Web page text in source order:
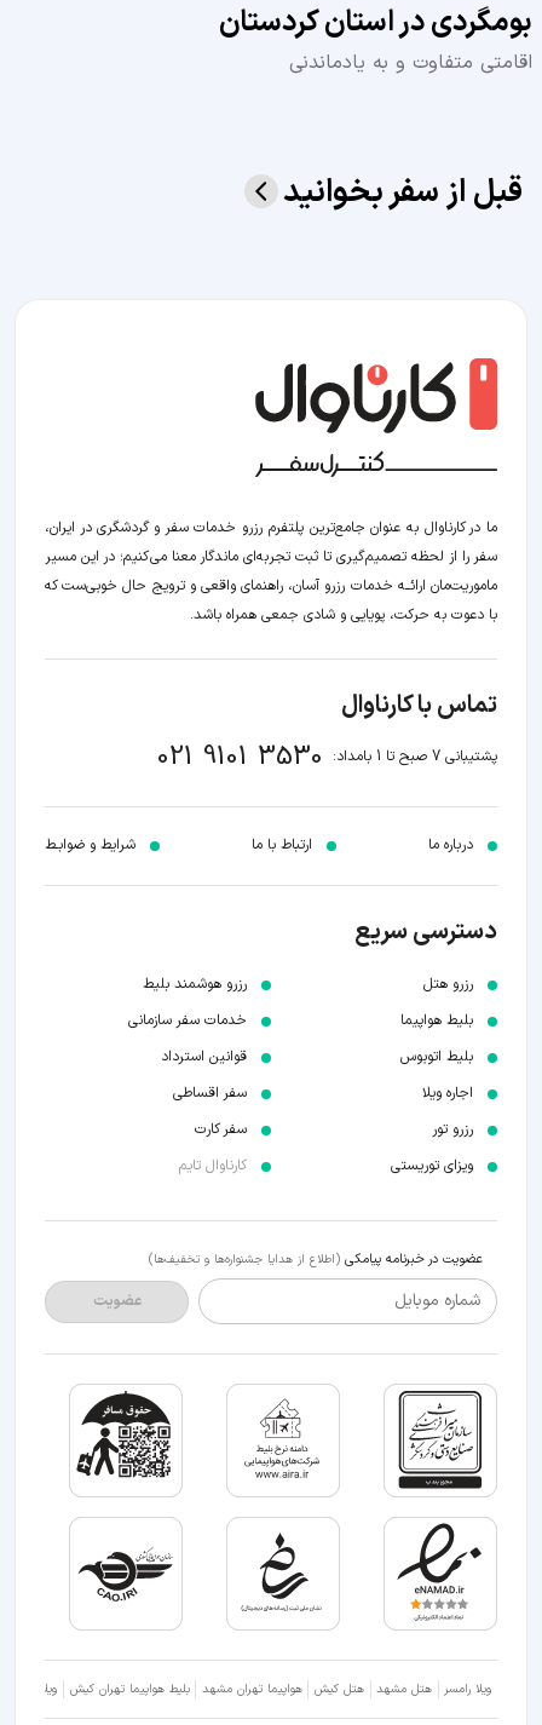
بومگردی در استان کردستان
اقامتی متفاوت و به یادماندنی
قبل از سفر بخوانید
ما در کارناوال به عنوان جامع‌ترین پلتفرم رزرو خدمات سفر و گردشگری در ایران،
سفر را از لحظه‌ تصمیم‌گیری تا ثبت تجربه‌ای ماندگار معنا می‌کنیم؛ در این مسیر‍
ماموریت‌مان اراﺋــﻪ خدمات رزرو آسان، راهنمای واقعی و ترویج حال خوبی‌ست که
با دعوت به حرکت، پویایی و شادی جمعی همراه باشد.
تماس با کارناوال
پشتیبانی 7 صبح تا 1 بامداد: 021 9101 3530
درباره ما ارتباط با ما شرایط و ضوابـط
دسترسی سریع
رزرو هتل
بلیط هواپیما
بلیط اتوبوس
اجاره ویلا
رزرو تور
ویزای توریستی
رزرو هوشمند بلیط
خدمات سفر سازمانی
قوانین استرداد
سفر اقساطی
سفر کارت
کارناوال تایم
عضویت در خبرنامه پیامکی (اطلاع از هدایا جشنواره‌ها و تخفیف‌ها)
شماره موبایل عضویت
ویلا رامسر هتل مشهد هتل کیش هواپیما تهران مشهد بلیط هواپیما تهران کیش ویلا شمال